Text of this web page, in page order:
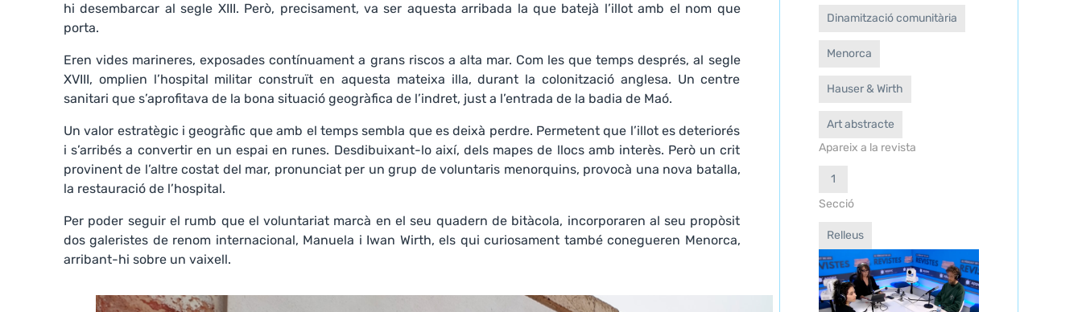
hi desembarcar al segle XIII. Però, precisament, va ser aquesta arribada la que batejà l’illot amb el nom que
porta.
Eren vides marineres, exposades contínuament a grans riscos a alta mar. Com les que temps després, al segle
XVIII, omplien l’hospital militar construït en aquesta mateixa illa, durant la colonització anglesa. Un centre
sanitari que s’aprofitava de la bona situació geogràfica de l’indret, just a l’entrada de la badia de Maó.
Un valor estratègic i geogràfic que amb el temps sembla que es deixà perdre. Permetent que l’illot es deteriorés
i s’arribés a convertir en un espai en runes. Desdibuixant-lo així, dels mapes de llocs amb interès. Però un crit
provinent de l’altre costat del mar, pronunciat per un grup de voluntaris menorquins, provocà una nova batalla,
la restauració de l’hospital.
Per poder seguir el rumb que el voluntariat marcà en el seu quadern de bitàcola, incorporaren al seu propòsit
dos galeristes de renom internacional, Manuela i Iwan Wirth, els qui curiosament també conegueren Menorca,
arribant-hi sobre un vaixell.
Dinamització comunitària
Menorca
Hauser & Wirth
Art abstracte
Apareix a la revista
1
Secció
Relleus